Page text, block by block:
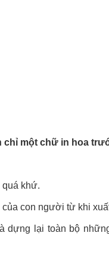
chỉ một chữ in hoa
quá khứ.
con người từ khi
dựng lại toàn bộ